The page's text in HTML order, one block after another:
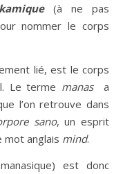
kamique(à ne pas
nommer le corps
lié, est le corps
Le terme manas a
l’on retrouve dans
sano, un esprit
mot anglais mind.
est donc